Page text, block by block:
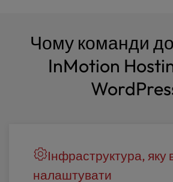
Чому команди
InMotion
Інфраструктура, яку
налаштувати